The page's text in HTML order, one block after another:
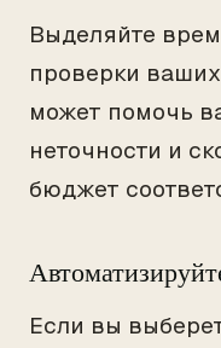
Выделяйте
проверки
может помочь
неточности и
бюджет
Если вы